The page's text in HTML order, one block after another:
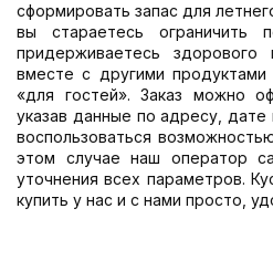
сформировать запас для
вы стараетесь ограничить
придерживаетесь здорового
вместе с другими
«для гостей». Заказ можно
указав данные по адресу,
воспользоваться
этом случае наш оператор
уточнения всех параметров.
купить у нас и с нами просто,